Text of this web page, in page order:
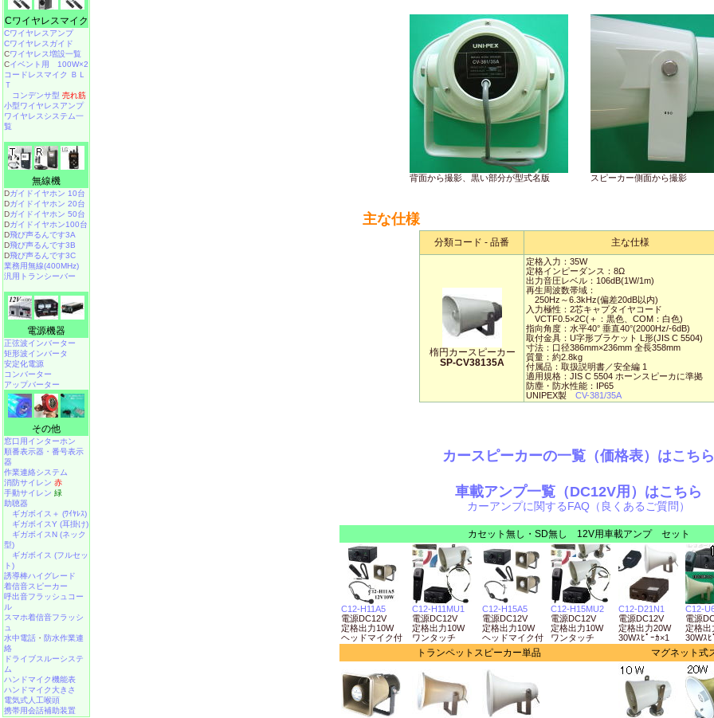
背面から撮影、黒い部分が型式名版 スピーカー側面から撮影
主な仕様
分類コード - 品番 主な仕様
楕円カースピーカー
SP-CV38135A
定格入力：35W
定格インピーダンス：8Ω
出力音圧レベル：106dB(1W/1m)
再生周波数帯域：
250Hz～6.3kHz(偏差20dB以内)
入力極性：2芯キャプタイヤコード
VCTF0.5×2C(＋：黒色、COM：白色)
指向角度：水平40° 垂直40°(2000Hz/-6dB)
取付金具：U字形ブラケット L形(JIS C 5504)
寸法：口径386mm×236mm 全長358mm
質量：約2.8kg
付属品：取扱説明書／安全編 1
適用規格：JIS C 5504 ホーンスピーカに準拠
防塵・防水性能：IP65
UNIPEX製 CV-381/35A
カースピーカーの一覧（価格表）はこちら
車載アンプ一覧（DC12V用）はこちら
カーアンプに関するFAQ（良くあるご質問）
カセット無し・SD無し 12V用車載アンプ セット
C12-H11A5
電源DC12V
定格出力10W
ヘッドマイク付
C12-H11MU1
電源DC12V
定格出力10W
ワンタッチ
C12-H15A5
電源DC12V
定格出力10W
ヘッドマイク付
C12-H15MU2
電源DC12V
定格出力10W
ワンタッチ
C12-D21N1
電源DC12V
定格出力20W
30Wｽﾋﾟｰｶ×1
C12-
電源
定格出
30Wｽﾋ
トランペットスピーカー単品 マグネット式
Cワイヤレスマイク
Cワイヤレスアンプ
Cワイヤレスガイド
Cワイヤレス増設一覧
Cイベント用 100W×2
コードレスマイク ＢＬ
Ｔ
コンデンサ型 売れ筋
小型ワイヤレスアンプ
ワイヤレスシステム一
覧
無線機
Dガイドイヤホン 10台
Dガイドイヤホン 20台
Dガイドイヤホン 50台
Dガイドイヤホン100台
D飛び声るんです3A
D飛び声るんです3B
D飛び声るんです3C
業務用無線(400MHz)
汎用トランシーバー
電源機器
正弦波インバーター
矩形波インバータ
安定化電源
コンバーター
アップバーター
その他
窓口用インターホン
順番表示器・番号表示
器
作業連絡システム
消防サイレン 赤
手動サイレン 緑
助聴器
ギガボイス＋ (ﾜｲﾔﾚｽ)
ギガボイスY (耳掛け)
ギガボイスN (ネック
型)
ギガボイス (フルセッ
ト)
誘導棒ハイグレード
着信音スピーカー
呼出音フラッシュコー
ル
スマホ着信音フラッシ
ュ
水中電話 ・ 防水作業連
絡
ドライブスルーシステ
ム
ハンドマイク機能表
ハンドマイク大きさ
電気式人工喉頭
携帯用会話補助装置